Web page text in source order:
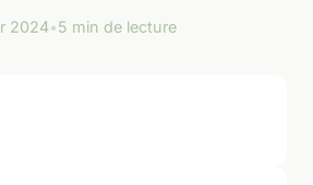
2024•5 min de lecture